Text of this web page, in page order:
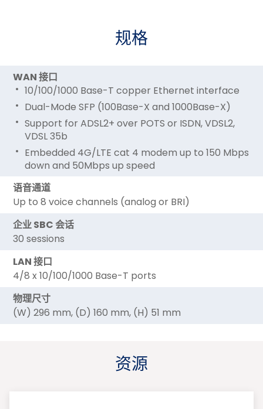
规格
WAN 接口
10/100/1000 Base-T copper Ethernet interface
Dual-Mode SFP (100Base-X and 1000Base-X)
Support for ADSL2+ over POTS or ISDN, VDSL2,
VDSL 35b
Embedded 4G/LTE cat 4 modem up to 150 Mbps
down and 50Mbps up speed
语音通道
Up to 8 voice channels (analog or BRI)
企业 SBC 会话
30 sessions
LAN 接口
4/8 x 10/100/1000 Base-T ports
物理尺寸
(W) 296 mm, (D) 160 mm, (H) 51 mm
资源